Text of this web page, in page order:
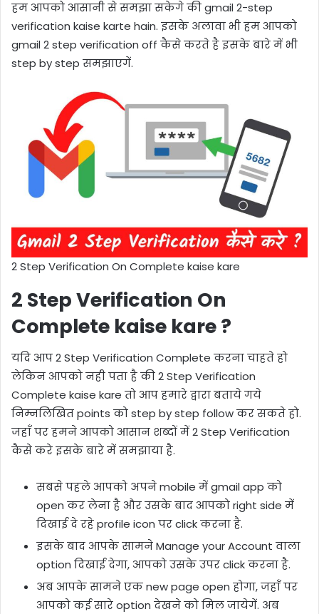
हम आपको आसानी से समझा सकेगे की gmail 2-step
verification kaise karte hain. इसके अलावा भी हम आपको
gmail 2 step verification off कैसे करते है इसके बारे में भी
step by step समझाएगें.
2 Step Verification On Complete kaise kare
2 Step Verification On
Complete kaise kare ?
यदि आप 2 Step Verification Complete करना चाहते हो
लेकिन आपको नही पता है की 2 Step Verification
Complete kaise kare तो आप हमारे द्वारा बताये गये
निम्नलिखित points को step by step follow कर सकते हो.
जहाँ पर हमने आपको आसान शब्दों में 2 Step Verification
कैसे करे इसके बारे में समझाया है.
सबसे पहले आपको अपने mobile में gmail app को
open कर लेना है और उसके बाद आपको right side में
दिखाई दे रहे profile icon पर click करना है.
इसके बाद आपके सामने Manage your Account वाला
option दिखाई देगा, आपको उसके उपर click करना है.
अब आपके सामने एक new page open होगा, जहाँ पर
आपको कई सारे option देखने को मिल जायेगें. अब